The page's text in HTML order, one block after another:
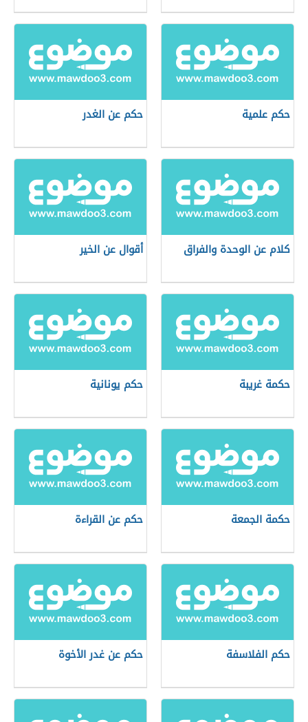
حكم علمية حكم عن الغدر
كلام عن الوحدة والفراق أقوال عن الخير
حكمة غريبة حكم يونانية
حكمة الجمعة حكم عن القراءة
حكم الفلاسفة حكم عن غدر الأخوة